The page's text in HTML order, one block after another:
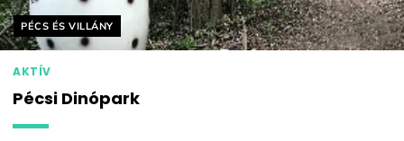
Helyszín címkék:
PÉCS ÉS VILLÁNY
AKTÍV
Pécsi Dinópark